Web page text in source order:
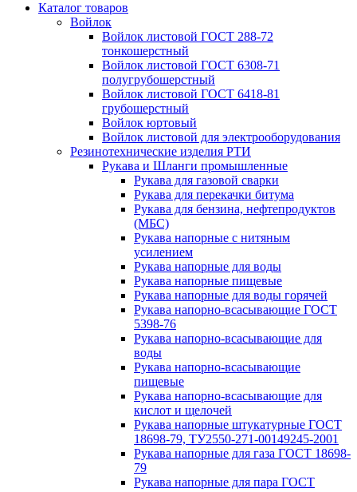
Каталог товаров
Войлок
Войлок листовой ГОСТ 288-72
тонкошерстный
Войлок листовой ГОСТ 6308-71
полугрубошерстный
Войлок листовой ГОСТ 6418-81
грубошерстный
Войлок юртовый
Войлок листовой для электрооборудования
Резинотехнические изделия РТИ
Рукава и Шланги промышленные
Рукава для газовой сварки
Рукава для перекачки битума
Рукава для бензина, нефтепродуктов
(МБС)
Рукава напорные с нитяным
усилением
Рукава напорные для воды
Рукава напорные пищевые
Рукава напорные для воды горячей
Рукава напорно-всасывающие ГОСТ
5398-76
Рукава напорно-всасывающие для
воды
Рукава напорно-всасывающие
пищевые
Рукава напорно-всасывающие для
кислот и щелочей
Рукава напорные штукатурные ГОСТ
18698-79, ТУ2550-271-00149245-2001
Рукава напорные для газа ГОСТ 18698-
79
Рукава напорные для пара ГОСТ